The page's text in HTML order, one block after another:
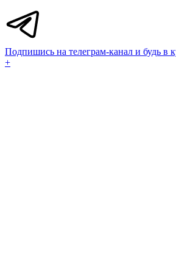
Подпишись на телеграм-канал и будь в
+